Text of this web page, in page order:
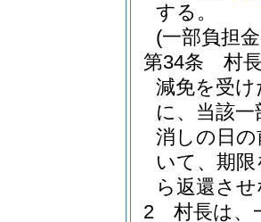
する。
(一部負担
第34条
村
減免を受
に、当該
消しの日
いて、期
ら返還さ
2
村長は、